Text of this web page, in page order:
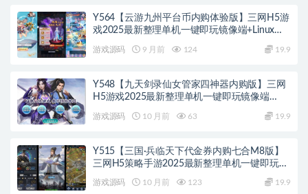
Y564【云游九州平台币内购体验版】三网H5游
戏2025最新整理单机一键即玩镜像端+Linux手
游戏源码 9 月前 124 19.9
Y548【九天剑录仙女管家四神器内购版】三网
H5游戏2025最新整理单机一键即玩镜像端
+Linux手工服务端+管理后台+GM授权后台+教
程
游戏源码 10 月前 63 19.9
Y515【三国·兵临天下代金券内购七合M8版】
三网H5策略手游2025最新整理单机一键即玩镜
像端+Linux手工服务端+管理后台+GM后台+教
程
游戏源码 10 月前 123 19.9